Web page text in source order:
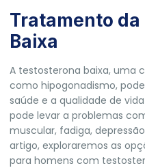
Tratamento
Baixa
A testosterona baixa, uma
como hipogonadismo,
saúde e a qualidade de
pode levar a problemas
muscular, fadiga,
artigo, exploraremos as
para homens com